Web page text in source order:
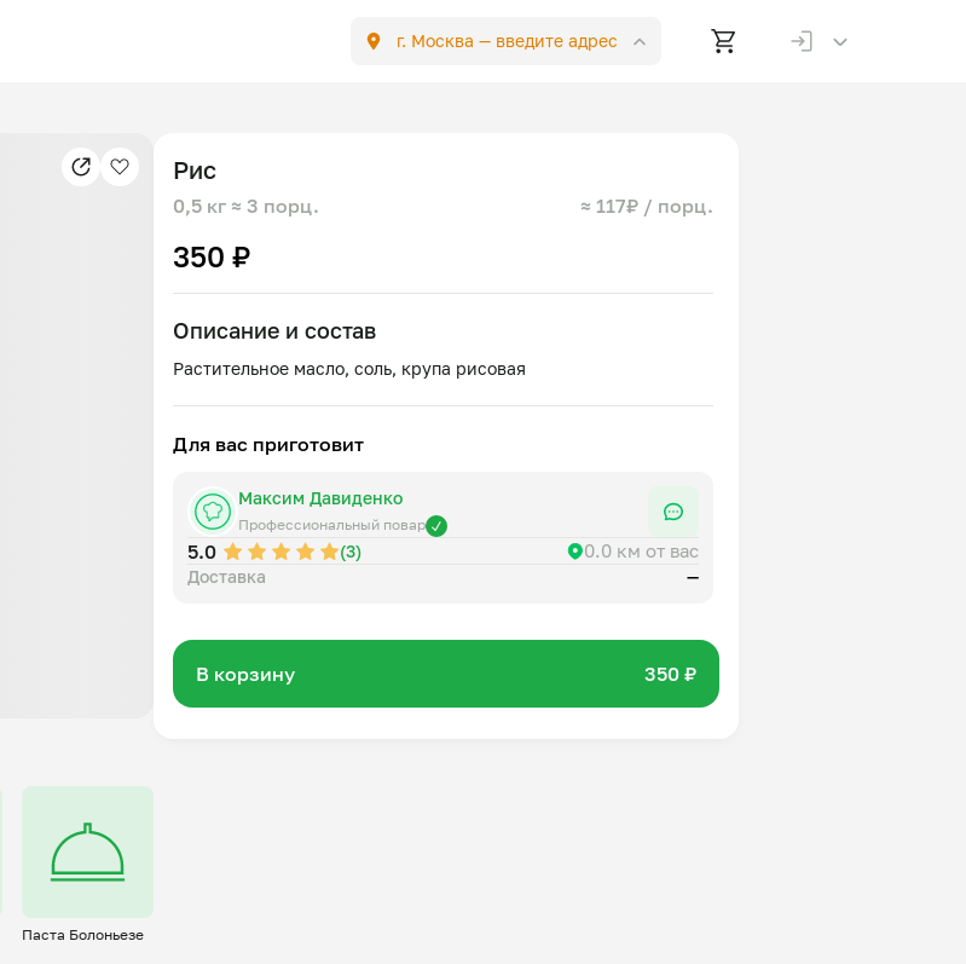
г. Москва — введите адрес
Паста Болоньезе
Рис
0,5 кг ≈ 3 порц. ≈ 117₽ / порц.
350 ₽
Описание и состав
Для вас приготовит
Максим Давиденко
Профессиональный повар
5.0 (3) 0.0 км от вас
Доставка —
В корзину 350 ₽